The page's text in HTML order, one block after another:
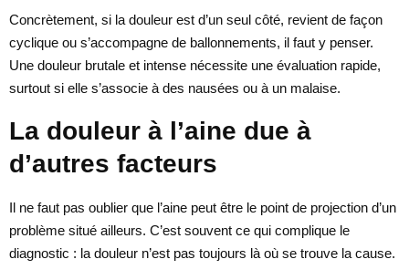
Concrètement, si la douleur est d’un seul côté, revient de façon
cyclique ou s’accompagne de ballonnements, il faut y penser.
Une douleur brutale et intense nécessite une évaluation rapide,
surtout si elle s’associe à des nausées ou à un malaise.
La douleur à l’aine due à
d’autres facteurs
Il ne faut pas oublier que l’aine peut être le point de projection d’un
problème situé ailleurs. C’est souvent ce qui complique le
diagnostic : la douleur n’est pas toujours là où se trouve la cause.